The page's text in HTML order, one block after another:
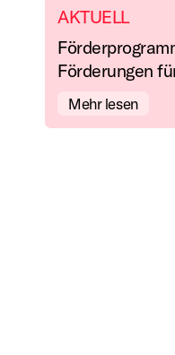
AKTUELL
Förderungen
Mehr lesen